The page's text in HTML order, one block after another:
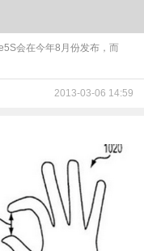
会在今年8月份发布，而
2013-03-06 14:59